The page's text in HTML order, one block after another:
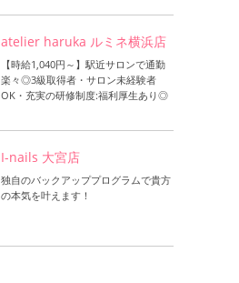
atelier haruka ルミネ横浜店
【時給1,040円～】駅近サロンで通勤
楽々◎3級取得者・サロン未経験者
OK・充実の研修制度:福利厚生あり◎
I-nails 大宮店
独自のバックアッププログラムで貴方
の本気を叶えます！